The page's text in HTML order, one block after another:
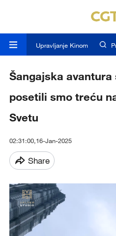
Upravljanje Kinom
Šangajska
posetili smo treću
Svetu
02:31:00,16-Jan-2025
Share